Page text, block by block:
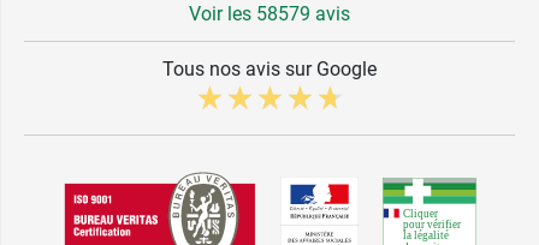
Voir les 58579 avis
Tous nos avis sur Google